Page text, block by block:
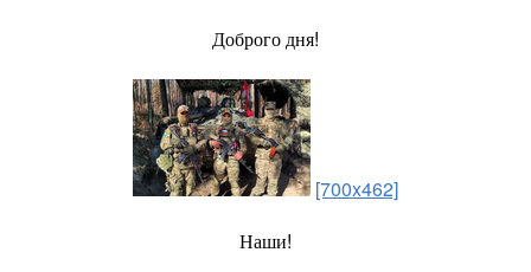
Доброго дня!
[700x462]
Наши!